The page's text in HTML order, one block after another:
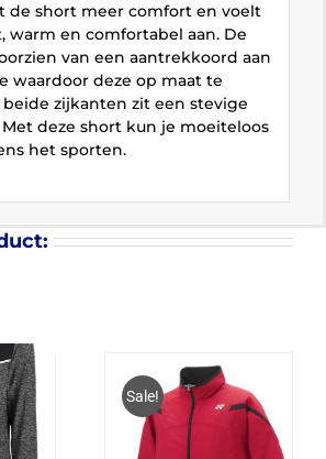
de short meer comfort en voelt
warm en comfortabel aan. De
van een aantrekkoord aan
waardoor deze op maat te
beide zijkanten zit een stevige
deze short kun je moeiteloos
het sporten.
Sale!